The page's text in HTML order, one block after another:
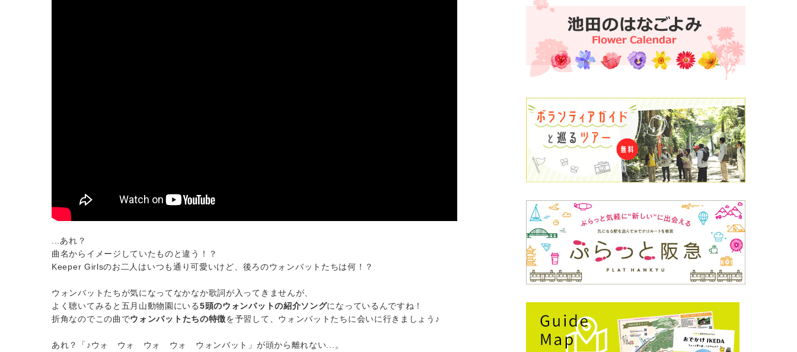
...あれ？
曲名からイメージしていたものと違う！？
Keeper Girlsのお二人はいつも通り可愛いけど、後ろのウォンバットたちは何！？
ウォンバットたちが気になってなかなか歌詞が入ってきませんが、
よく聴いてみると五月山動物園にいる5頭のウォンバットの紹介ソングになっているんですね！
折角なのでこの曲でウォンバットたちの特徴を予習して、ウォンバットたちに会いに行きましょう♪
あれ？「♪ウォ ウォ ウォ ウォ ウォンバット」が頭から離れない...。